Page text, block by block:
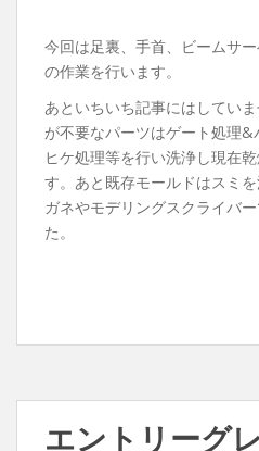
今回は足裏、手首、ビームサ
の作業を行います。
あといちいち記事にはしてい
が不要なパーツはゲート処理&
ヒケ処理等を行い洗浄し現在
す。あと既存モールドはスミ
ガネやモデリングスクライバ
た。
エントリーグ